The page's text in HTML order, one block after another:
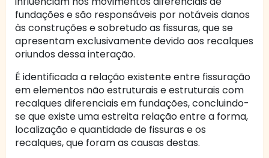
fundações e são responsáveis por notáveis danos
às construções e sobretudo as fissuras, que se
apresentam exclusivamente devido aos recalques
oriundos dessa interação.
É identificada a relação existente entre fissuração
em elementos não estruturais e estruturais com
recalques diferenciais em fundações, concluindo-
se que existe uma estreita relação entre a forma,
localização e quantidade de fissuras e os
recalques, que foram as causas destas.